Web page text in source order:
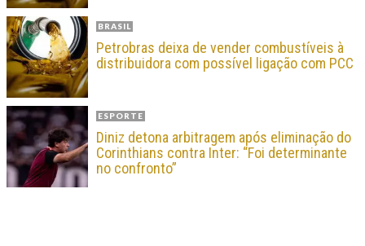
BRASIL
Petrobras deixa de vender combustíveis à
distribuidora com possível ligação com PCC
ESPORTE
Diniz detona arbitragem após eliminação do
Corinthians contra Inter: “Foi determinante
no confronto”